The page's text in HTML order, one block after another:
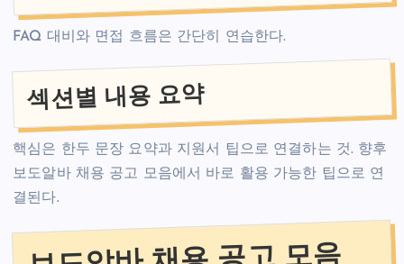
FAQ 대비와 면접 흐름은 간단히 연습한다.
섹션별 내용 요약
핵심은 한두 문장 요약과 지원서 팁으로 연결하는 것. 향후
보도알바 채용 공고 모음에서 바로 활용 가능한 팁으로 연
결된다.